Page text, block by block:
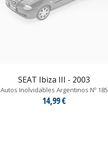
SEAT Ibiza III - 2003
Autos Inolvidables Argentinos Nº 185
14,99 €